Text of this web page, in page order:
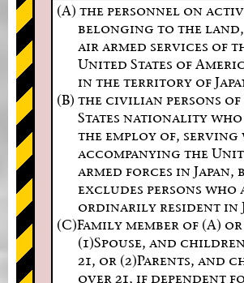
(A) the personnel on
belonging to the land,
air armed services of
United States of
in the territory of
(B) the civilian persons
States nationality who
the employ of,
accompanying the
armed forces in Japan,
excludes persons who
ordinarily resident in
(C)Family member of (A)
(1)Spouse, and
21, or (2)Parents, and
over 21, if dependent